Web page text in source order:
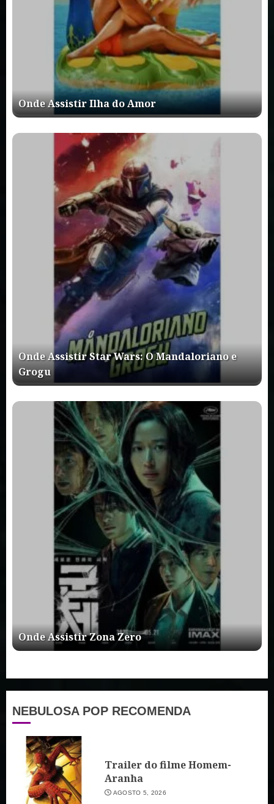
Onde Assistir Ilha do Amor
Onde Assistir Star Wars: O Mandaloriano e
Grogu
Onde Assistir Zona Zero
NEBULOSA POP RECOMENDA
Trailer do filme Homem-
Aranha
AGOSTO 5, 2026